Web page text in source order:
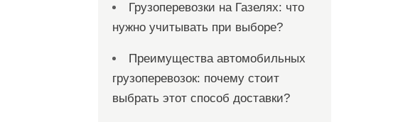
Грузоперевозки на Газелях: что
нужно учитывать при выборе?
Преимущества автомобильных
грузоперевозок: почему стоит
выбрать этот способ доставки?